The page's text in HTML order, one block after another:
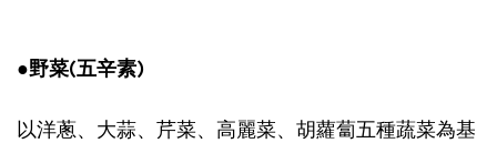
●野菜(五辛素)
以洋蔥、大蒜、芹菜、高麗菜、胡蘿蔔五種蔬菜為基